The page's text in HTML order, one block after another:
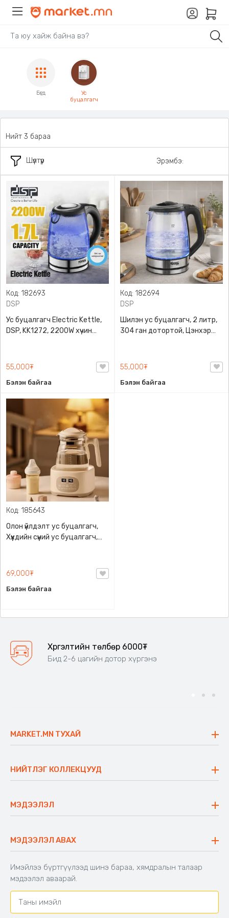
Бүгд
Ус
буцалгагч
Шүүлтүүр
Нийт 3 бараа
Эрэмбэ:
Код: 182693
DSP
Ус буцалгагч Electric Kettle,
DSP, KK1272, 2200W хүчин
халуунд тэсвэртэй шил +
зэвэрдэггүй ган суурь + ABS
хуванцар, LED гэрэлтэй
55,000₮
Бэлэн байгаа
Код: 182694
DSP
Шилэн ус буцалгагч, 2 литр,
304 ган дотортой, Цэнхэр
55,000₮
Бэлэн байгаа
Код: 185643
Олон үйлдэлт ус буцалгагч,
Хүүхдийн сүүний ус буцалгагч,
олон төрлийн тохиргоотой,
Градус харуулах дэлгэцтэй ,
AL-138
69,000₮
Бэлэн байгаа
Хүргэлтийн төлбөр 6000₮
Бид 2-6 цагийн дотор хүргэнэ
MARKET.MN ТУХАЙ
Үнэт зүйлс
Ажлын байр
Блог
НИЙТЛЭГ КОЛЛЕКЦУУД
Сүүдрэвч
Аяны ширээ
Аяны түшлэгтэй сандал
МЭДЭЭЛЭЛ
Буцаалтын журам
Захиалга шалгах
Хамтран ажиллах
Холбоо барих
МЭДЭЭЛЭЛ АВАХ
Имэйлээ бүртгүүлээд шинэ бараа, хямдралын талаар
мэдээлэл аваарай.